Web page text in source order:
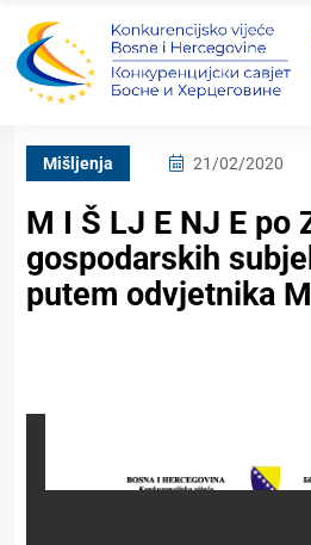
Mišljenja 21/02/2020
M I Š LJ E NJ E po
gospodarskih
putem odvjetnika